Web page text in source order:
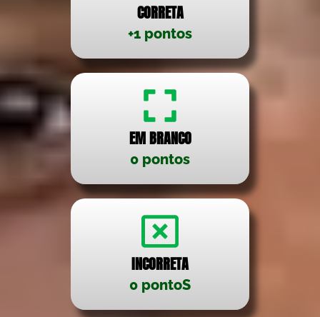
CORRETA
+1 pontos
EM BRANCO
0 pontos
INCORRETA
0 pontoS